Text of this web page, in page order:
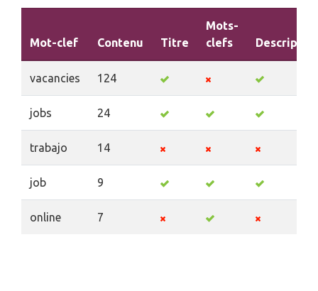
Mot-clef Contenu Titre
Mots-
clefs
vacancies 124
jobs 24
trabajo 14
job 9
online 7